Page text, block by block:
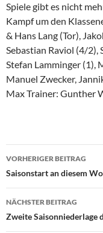
Spiele gibt es nicht
Kampf um den
& Hans Lang (Tor),
Sebastian Raviol (4/2),
Stefan Lamminger (1),
Manuel Zwecker,
Max Trainer: Gunther
VORHERIGER BEITRAG
Saisonstart an diesem
NÄCHSTER BEITRAG
Zweite Saisonniederlage